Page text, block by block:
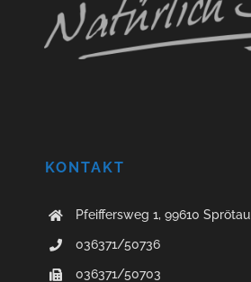
KONTAKT
Pfeiffersweg 1, 99610 Sprötau
036371/50736
036371/50703